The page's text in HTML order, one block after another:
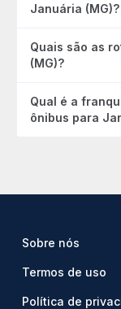
Januária (MG)?
Quais são as
(MG)?
Qual é a
ônibus para
Sobre nós
Termos de uso
Política de